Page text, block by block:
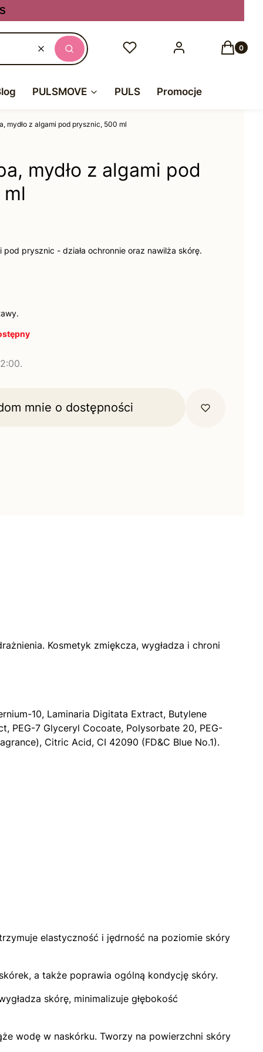
WyczyśćSzukaj
Ulubione Zaloguj się Koszyk
PULSMOVE PULS Promocje
mydło z algami pod prysznic, 500 ml
mydło z algami pod
pod prysznic - działa ochronnie oraz nawilża skórę.
mnie o dostępności
Kosmetyk zmiękcza, wygładza i chroni
10, Laminaria Digitata Extract, Butylene
PEG-7 Glyceryl Cocoate, Polysorbate 20, PEG-
Citric Acid, CI 42090 (FD&C Blue No.1).
elastyczność i jędrność na poziomie skóry
a także poprawia ogólną kondycję skóry.
skórę, minimalizuje głębokość
wodę w naskórku. Tworzy na powierzchni skóry